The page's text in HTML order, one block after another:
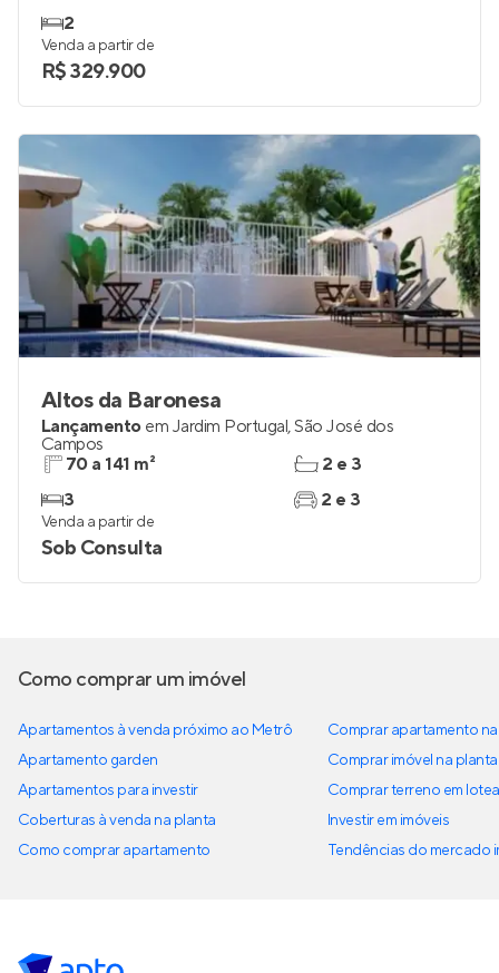
2
Venda a partir de
R$ 329.900
Altos da Baronesa
Lançamento em Jardim Portugal,São José dos
Campos
70 a 141 m²
3
2 e 3
2 e 3
Venda a partir de
Sob Consulta
Como comprar um imóvel
Apartamentos à venda próximo ao Metrô
Apartamento garden
Apartamentos para investir
Coberturas à venda na planta
Como comprar apartamento
Comprar apartamento
Comprar imóvel na planta
Comprar terreno em
Investir em imóveis
Tendências do mercado